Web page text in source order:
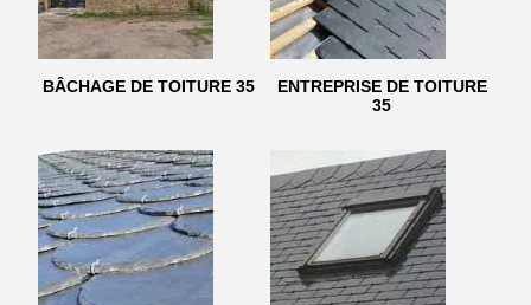
BÂCHAGE DE TOITURE 35
ENTREPRISE DE TOITURE
35